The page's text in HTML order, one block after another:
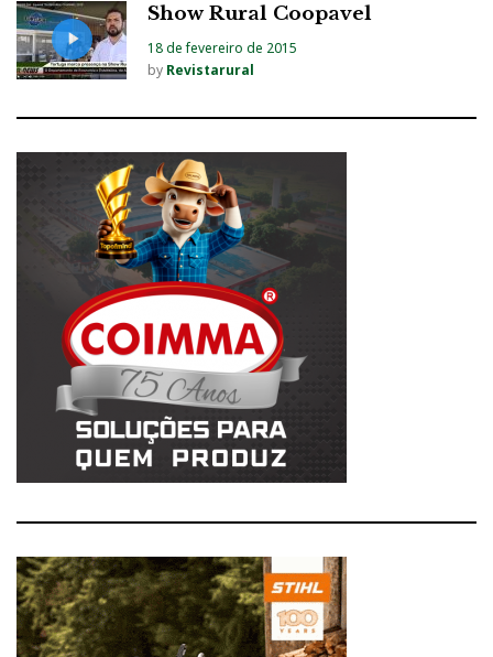
Show Rural Coopavel
18 de fevereiro de 2015
by Revistarural